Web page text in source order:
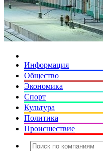
Информация
Общество
Экономика
Спорт
Культура
Политика
Происшествие